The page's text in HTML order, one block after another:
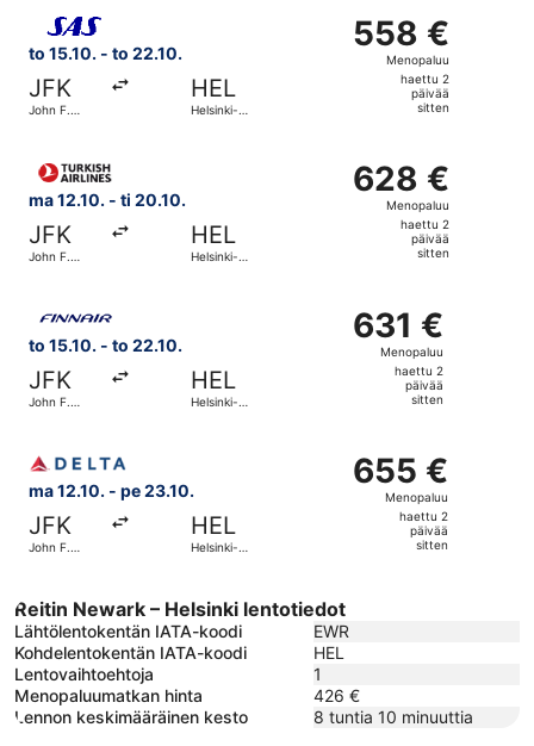
to 15.10. - to 22.10.
JFK
John F.
HEL
Helsinki-
558 €
Menopaluu,
haettu
558 €
Menopaluu
haettu 2
päivää
sitten
Valitse lentoyhtiön Scandinavian Airlines lento, lähtö to
ma 12.10. - ti 20.10.
JFK
John F.
HEL
Helsinki-
628 €
Menopaluu,
haettu
628 €
Menopaluu
haettu 2
päivää
sitten
to 15.10. - to 22.10.
JFK
John F.
HEL
Helsinki-
631 €
Menopaluu,
haettu
631 €
Menopaluu
haettu 2
päivää
sitten
ma 12.10. - pe 23.10.
JFK
John F.
HEL
Helsinki-
655 €
Menopaluu,
haettu
655 €
Menopaluu
haettu 2
päivää
sitten
Reitin Newark – Helsinki lentotiedot
Lähtölentokentän IATA-koodi
EWR
Kohdelentokentän IATA-koodi
HEL
Lentovaihtoehtoja
1
Menopaluumatkan hinta
426 €
Lennon keskimääräinen kesto
8 tuntia 10 minuuttia